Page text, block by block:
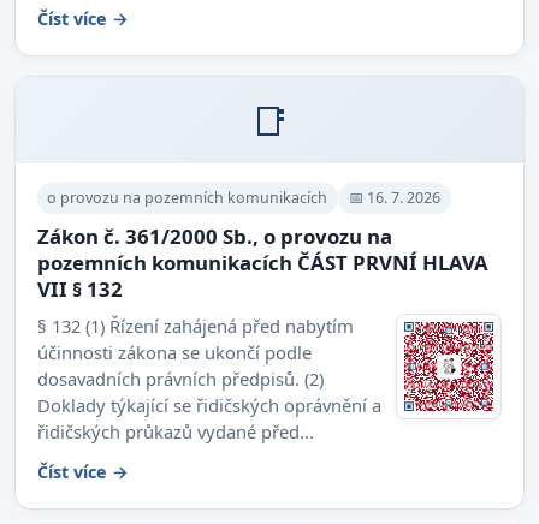
Číst více →
📑
o provozu na pozemních komunikacích 📅 16. 7. 2026
Zákon č. 361/2000 Sb., o provozu na
pozemních komunikacích ČÁST PRVNÍ HLAVA
VII § 132
§ 132 (1) Řízení zahájená před nabytím
účinnosti zákona se ukončí podle
dosavadních právních předpisů. (2)
Doklady týkající se řidičských oprávnění a
řidičských průkazů vydané před...
Číst více →